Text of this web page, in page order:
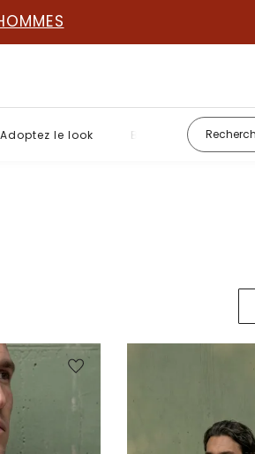
Adoptez le look Basiques